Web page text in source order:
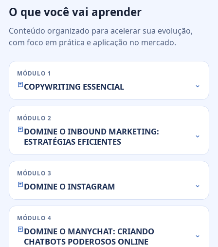
O que você vai aprender
Conteúdo organizado para acelerar sua evolução,
com foco em prática e aplicação no mercado.
MÓDULO 1
COPYWRITING ESSENCIAL
MÓDULO 2
DOMINE O INBOUND MARKETING:
ESTRATÉGIAS EFICIENTES
MÓDULO 3
DOMINE O INSTAGRAM
MÓDULO 4
DOMINE O MANYCHAT: CRIANDO
CHATBOTS PODEROSOS ONLINE